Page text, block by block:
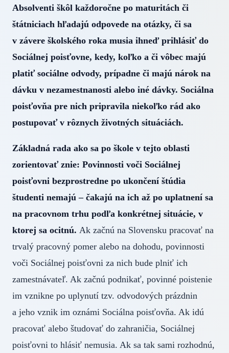
Absolventi škôl každoročne po maturitách či
štátniciach hľadajú odpovede na otázky, či sa
v závere školského roka musia ihneď prihlásiť do
Sociálnej poisťovne, kedy, koľko a či vôbec majú
platiť sociálne odvody, prípadne či majú nárok na
dávku v nezamestnanosti alebo iné dávky. Sociálna
poisťovňa pre nich pripravila niekoľko rád ako
postupovať v rôznych životných situáciách.
Základná rada ako sa po škole v tejto oblasti
zorientovať znie: Povinnosti voči Sociálnej
poisťovni bezprostredne po ukončení štúdia
študenti nemajú – čakajú na ich až po uplatnení sa
na pracovnom trhu podľa konkrétnej situácie, v
ktorej sa ocitnú. Ak začnú na Slovensku pracovať na
trvalý pracovný pomer alebo na dohodu, povinnosti
voči Sociálnej poisťovni za nich bude plniť ich
zamestnávateľ. Ak začnú podnikať, povinné poistenie
im vznikne po uplynutí tzv. odvodových prázdnin
a jeho vznik im oznámi Sociálna poisťovňa. Ak idú
pracovať alebo študovať do zahraničia, Sociálnej
poisťovni to hlásiť nemusia. Ak sa tak sami rozhodnú,